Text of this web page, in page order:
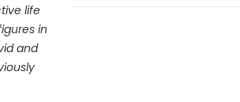
life
in
and